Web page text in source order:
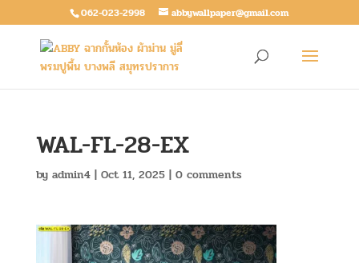
062-023-2998 abbywallpaper@gmail.com
WAL-FL-28-EX
by admin4| Oct 11, 2025| 0 comments